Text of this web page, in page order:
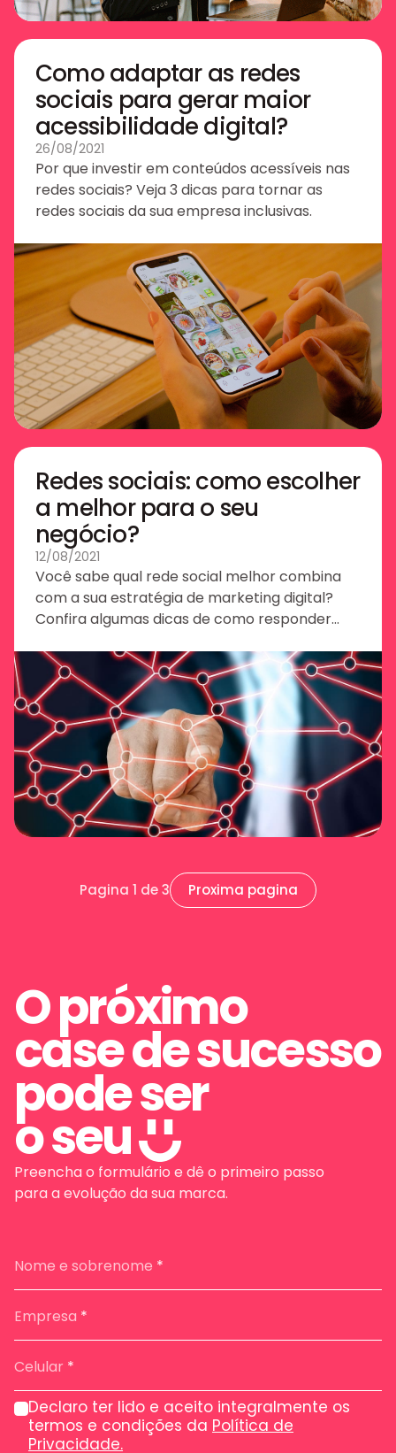
Como adaptar as redes
sociais para gerar maior
acessibilidade digital?
26/08/2021
Por que investir em conteúdos acessíveis nas
redes sociais? Veja 3 dicas para tornar as
redes sociais da sua empresa inclusivas.
Redes sociais: como escolher
a melhor para o seu
negócio?
12/08/2021
Você sabe qual rede social melhor combina
com a sua estratégia de marketing digital?
Confira algumas dicas de como responder
Pagina 1 de3 Proxima pagina
O próximo
case de sucesso
pode ser
o seu
Preencha o formulário e dê o primeiro passo
para a evolução da sua marca.
Nome e sobrenome *
Empresa *
Celular *
Declaro ter lido e aceito integralmente os
termos e condições da Política de
Privacidade.